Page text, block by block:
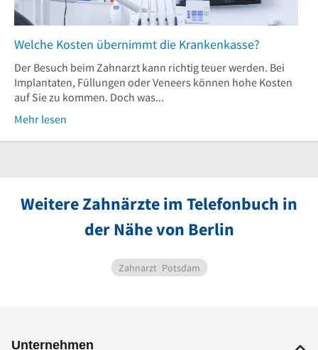
Welche Kosten übernimmt die Krankenkasse?
Der Besuch beim Zahnarzt kann richtig teuer werden. Bei
Implantaten, Füllungen oder Veneers können hohe Kosten
auf Sie zu kommen. Doch was...
Mehr lesen
Weitere Zahnärzte im Telefonbuch in
der Nähe von Berlin
Zahnarzt Potsdam
Unternehmen